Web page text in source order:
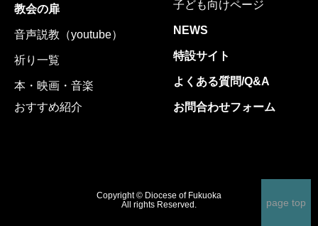
教会の扉
音声説教（youtube）
祈り一覧
本・映画・音楽
おすすめ紹介
子ども向けページ
NEWS
特設サイト
よくある質問/Q&A
お問合わせフォーム
page top
Copyright © Diocese of Fukuoka
All rights Reserved.